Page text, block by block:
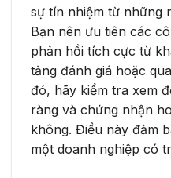
sự tín nhiệm từ những
Bạn nên ưu tiên các
phản hồi tích cực từ
tảng đánh giá hoặc
đó, hãy kiểm tra xem
ràng và chứng nhận
không. Điều này đảm
một doanh nghiệp có